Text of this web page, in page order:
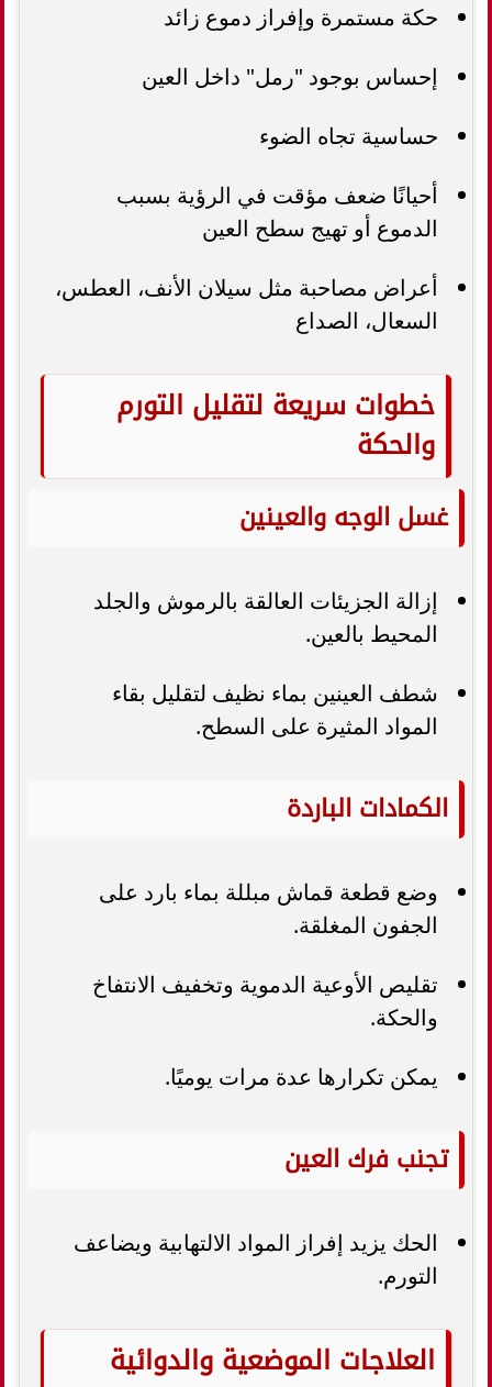
حكة مستمرة وإفراز دموع زائد
إحساس بوجود "رمل" داخل العين
حساسية تجاه الضوء
أحيانًا ضعف مؤقت في الرؤية بسبب
الدموع أو تهيج سطح العين
أعراض مصاحبة مثل سيلان الأنف، العطس،
السعال، الصداع
خطوات سريعة لتقليل التورم
والحكة
غسل الوجه والعينين
إزالة الجزيئات العالقة بالرموش والجلد
المحيط بالعين.
شطف العينين بماء نظيف لتقليل بقاء
المواد المثيرة على السطح.
الكمادات الباردة
وضع قطعة قماش مبللة بماء بارد على
الجفون المغلقة.
تقليص الأوعية الدموية وتخفيف الانتفاخ
والحكة.
يمكن تكرارها عدة مرات يوميًا.
تجنب فرك العين
الحك يزيد إفراز المواد الالتهابية ويضاعف
التورم.
العلاجات الموضعية والدوائية